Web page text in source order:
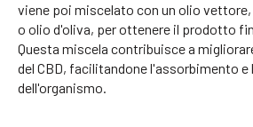
viene poi miscelato con un olio
o olio d'oliva, per ottenere il prodotto
Questa miscela contribuisce a
del CBD, facilitandone l'assorbimento
dell'organismo.